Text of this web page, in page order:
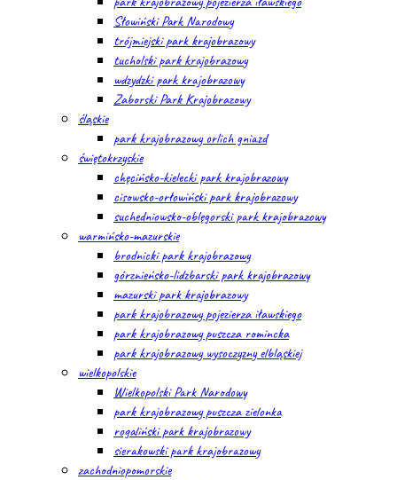
Słowiński Park Narodowy
trójmiejski park krajobrazowy
tucholski park krajobrazowy
wdzydzki park krajobrazowy
Zaborski Park Krajobrazowy
śląskie
park krajobrazowy orlich gniazd
świętokrzyskie
chęcińsko-kielecki park krajobrazowy
cisowsko-orłowiński park krajobrazowy
suchedniowsko-oblęgorski park krajobrazowy
warmińsko-mazurskie
brodnicki park krajobrazowy
górznieńsko-lidzbarski park krajobrazowy
mazurski park krajobrazowy
park krajobrazowy pojezierza iławskiego
park krajobrazowy puszcza romincka
park krajobrazowy wysoczyzny elbląskiej
wielkopolskie
Wielkopolski Park Narodowy
park krajobrazowy puszcza zielonka
rogaliński park krajobrazowy
sierakowski park krajobrazowy
zachodniopomorskie